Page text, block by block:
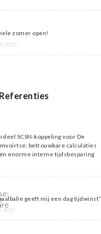
zomer open!
2025
SCSN-koppeling voor De
betrouwbare calculaties
enorme interne tijdsbesparing
geeft mij een dag tijdwinst”
2023